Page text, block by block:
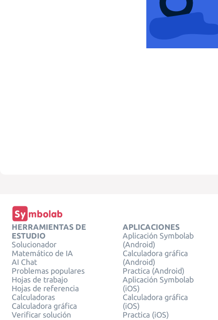
HERRAMIENTAS DE
ESTUDIO
Solucionador
Matemático de IA
AI Chat
Problemas populares
Hojas de trabajo
Hojas de referencia
Calculadoras
Calculadora gráfica
Verificar solución
APLICACIONES
Aplicación Symbolab
(Android)
Calculadora gráfica
(Android)
Practica (Android)
Aplicación Symbolab
(iOS)
Calculadora gráfica
(iOS)
Practica (iOS)